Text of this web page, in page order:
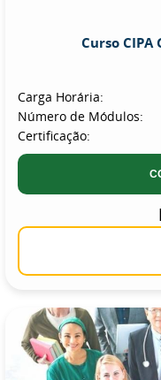
Curso CIPA
Carga Horária:
Número de Módulos:
Certificação: